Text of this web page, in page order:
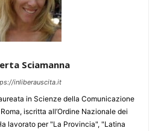
Sciamanna
inliberauscita.it
in Scienze della Comunicazione
iscritta all’Ordine Nazionale dei
lavorato per "La Provincia", "Latina